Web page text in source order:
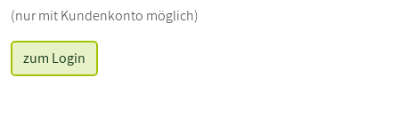
(nur mit Kundenkonto möglich)
zum Login